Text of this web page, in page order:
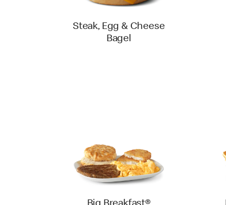
Steak, Egg & Cheese
Bagel